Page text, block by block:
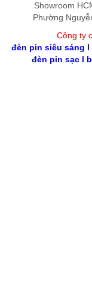
Showroom
Phường
Công ty
đèn pin siêu sáng l
đèn pin sạcl